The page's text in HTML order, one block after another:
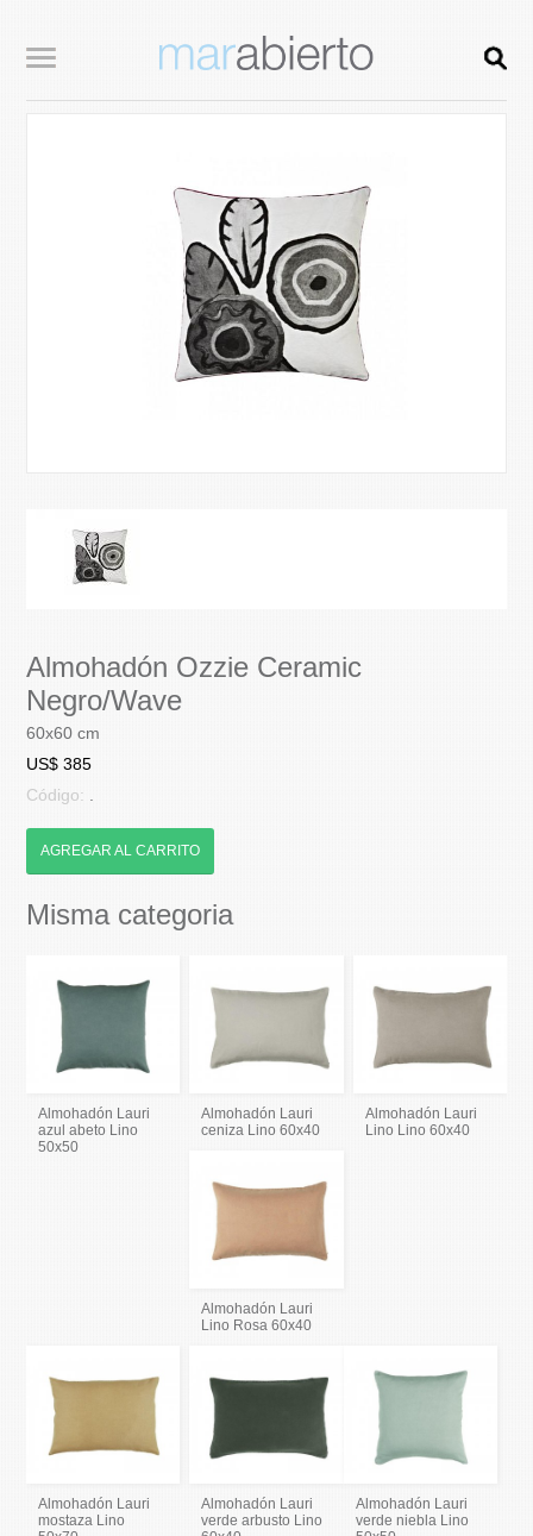
Almohadón Ozzie Ceramic
Negro/Wave
60x60 cm
US$ 385
Código:
AGREGAR AL CARRITO
Misma categoria
Almohadón Lauri
azul abeto Lino
50x50
Almohadón Lauri
ceniza Lino 60x40
Almohadón Lauri
Lino Lino 60x40
Almohadón Lauri
Lino Rosa 60x40
Almohadón Lauri
mostaza Lino
Almohadón Lauri
verde arbusto Lino
Almohadón Lauri
verde niebla Lino